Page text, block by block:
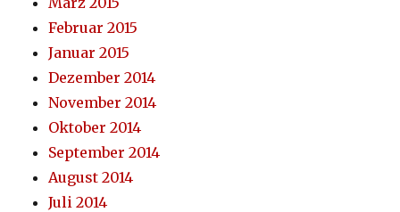
Februar 2015
Januar 2015
Dezember 2014
November 2014
Oktober 2014
September 2014
August 2014
Juli 2014